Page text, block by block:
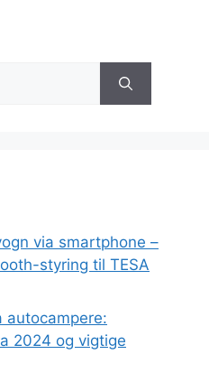
via smartphone –
styring til TESA
2024 og vigtige